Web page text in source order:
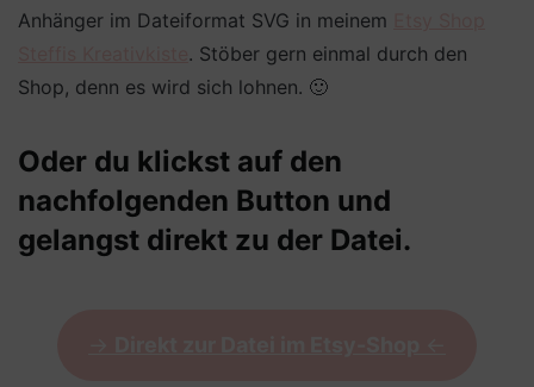
Anhänger im Dateiformat SVG in meinem
. Stöber gern einmal durch den
Shop, denn es wird sich lohnen. 🙂
Oder du klickst auf den
nachfolgenden Button und
gelangst direkt zu der Datei.